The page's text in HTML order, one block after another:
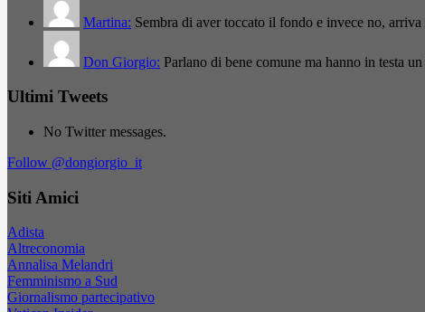
Martina: Sembra di aver toccato il fondo e invece no,
Don Giorgio: Parlano di bene comune ma hanno in testa
Ultimi Tweets
No Twitter messages.
Follow @dongiorgio_it
Siti Amici
Adista
Altreconomia
Annalisa Melandri
Femminismo a Sud
Giornalismo partecipativo